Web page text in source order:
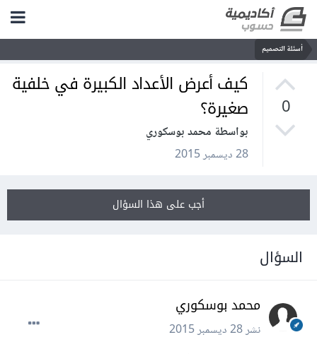
أسئلة التصميم
0
كيف أعرض الأعداد الكبيرة في خلفية
صغيرة؟
بواسطة محمد بوسكوري
28 ديسمبر 2015
أجب على هذا السؤال
السؤال
محمد بوسكوري
نشر28 ديسمبر 2015